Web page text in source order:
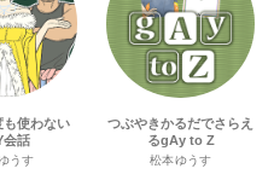
も使わない
会話
うす
つぶやきかるだでさらえ
るgAy to Z
松本ゆうす